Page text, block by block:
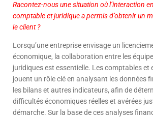
Racontez-nous une situation où l’interaction
comptable et juridique a permis d’obtenir un
le client ?
Lorsqu’une entreprise envisage un
économique, la collaboration entre les
juridiques est essentielle. Les comptables
jouent un rôle clé en analysant les données
les bilans et autres indicateurs, afin de
difficultés économiques réelles et avérées
démarche. Sur la base de ces analyses